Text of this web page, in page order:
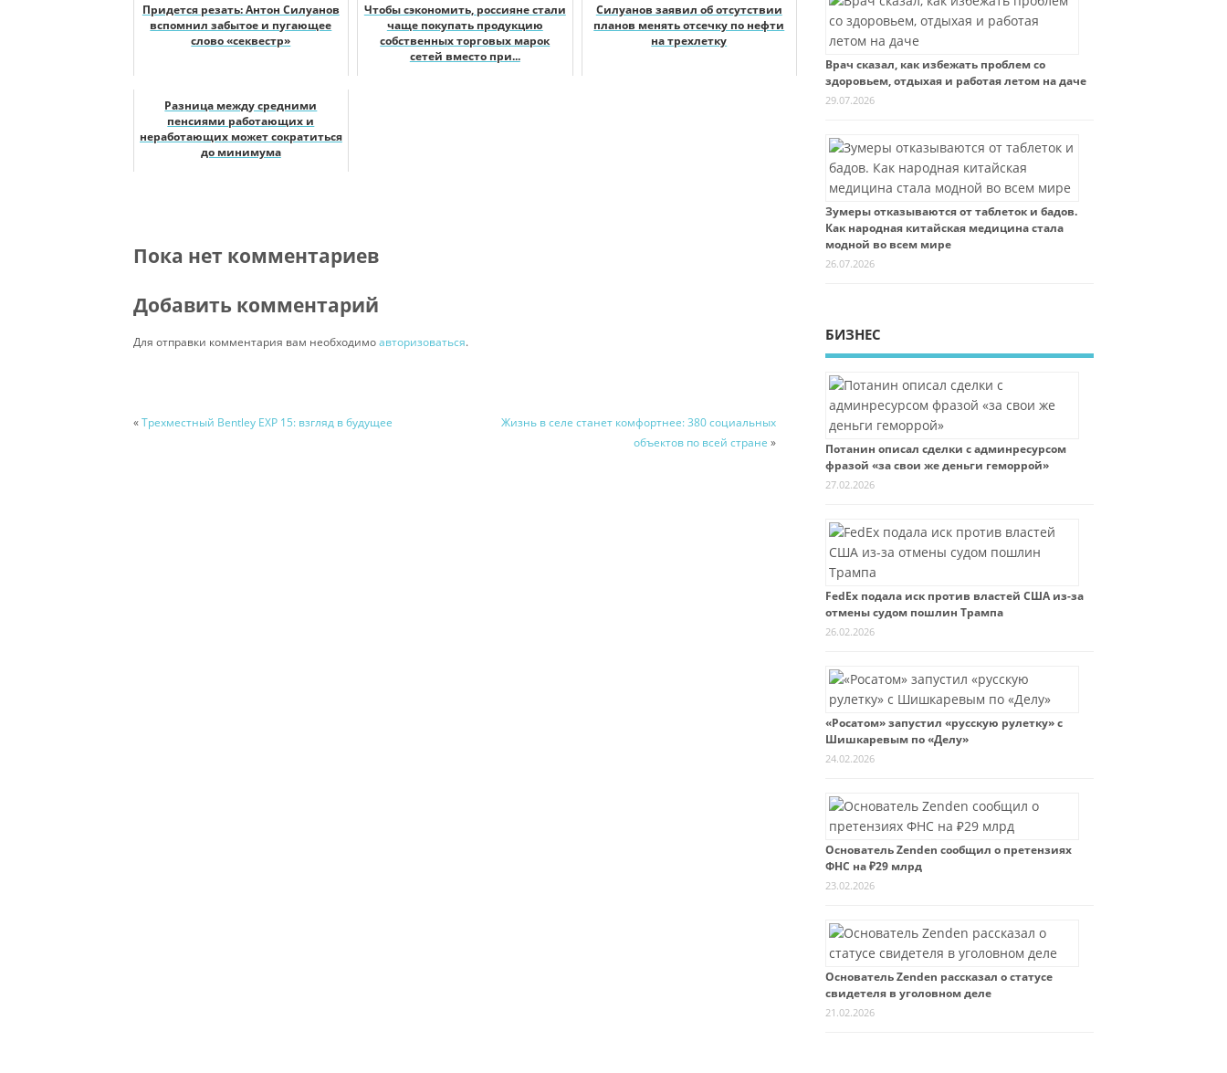
Придется резать: Антон Силуанов
вспомнил забытое и пугающее
слово «секвестр»
Чтобы сэкономить, россияне стали
чаще покупать продукцию
собственных торговых марок
сетей вместо при...
Силуанов заявил об отсутствии
планов менять отсечку по нефти
на трехлетку
Разница между средними
пенсиями работающих и
неработающих может сократиться
до минимума
Пока нет комментариев
Добавить комментарий
Для отправки комментария вам необходимоавторизоваться.
«Трехместный Bentley EXP 15: взгляд в будущее
Жизнь в селе станет комфортнее: 380 социальных
объектов по всей стране »
Врач сказал, как избежать проблем со
здоровьем, отдыхая и работая летом на даче
29.07.2026
Зумеры отказываются от таблеток и бадов.
Как народная китайская медицина стала
модной во всем мире
26.07.2026
БИЗНЕС
Потанин описал сделки с админресурсом
фразой «за свои же деньги геморрой»
27.02.2026
FedEx подала иск против властей США из-за
отмены судом пошлин Трампа
26.02.2026
«Росатом» запустил «русскую рулетку» с
Шишкаревым по «Делу»
24.02.2026
Основатель Zenden сообщил о претензиях
ФНС на ₽29 млрд
23.02.2026
Основатель Zenden рассказал о статусе
свидетеля в уголовном деле
21.02.2026